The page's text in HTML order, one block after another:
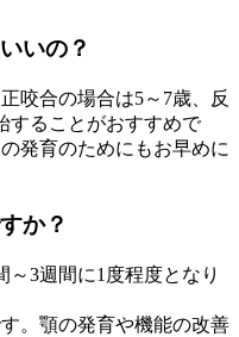
いの？
咬合の場合は5～7歳、反
することがおすすめで
発育のためにもお早めに
か？
3週間に1度程度となり
。顎の発育や機能の改善